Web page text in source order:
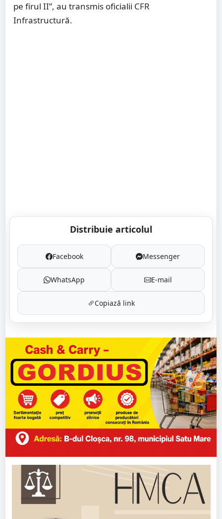
pe firul II”, au transmis oficialii CFR
Infrastructură.
Distribuie articolul
Facebook Messenger
WhatsApp E-mail
Copiază link